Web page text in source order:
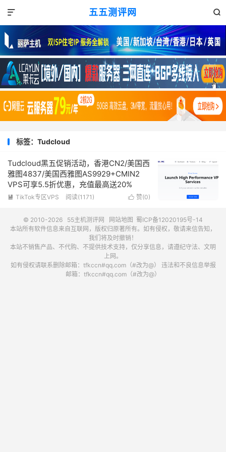
五五测评网 

标签：Tudcloud
Tudcloud黑五促销活动，香港CN2/美国西
雅图4837/美国西雅图AS9929+CMIN2
VPS可享5.5折优惠，充值最高送20%
 赞(0)
 TikTok专区VPS 阅读(1171)
© 2010-2026 55主机测评网 网站地图 蜀ICP备12020195号-14
本站所有软件信息来自互联网，版权归原著所有。如有侵权，敬请来信告知，
我们将及时撤销！
本站不销售产品、不代购、不提供技术支持，仅分享信息，请遵纪守法、文明
上网。
如有侵权请联系删除邮箱：tfkccn#qq.com（#改为@） 违法和不良信息举报
邮箱：tfkccn#qq.com（#改为@）